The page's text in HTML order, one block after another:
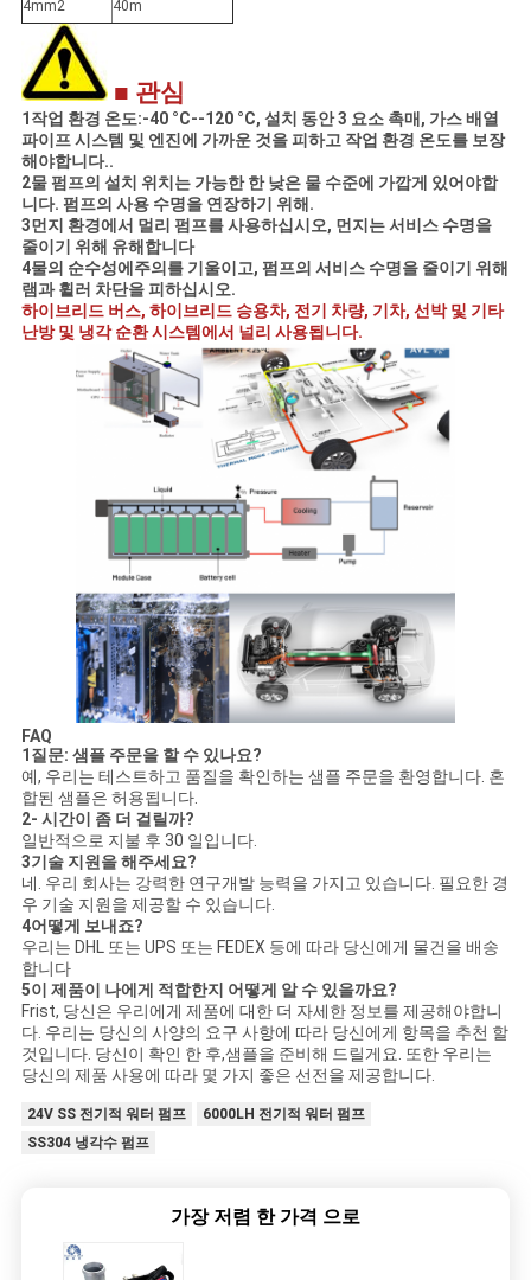
4mm2
40m
■ 관심
1작업 환경 온도:-40 °C--120 °C, 설치 동안 3 요소 촉매, 가스 배열
파이프 시스템 및 엔진에 가까운 것을 피하고 작업 환경 온도를 보장
해야합니다..
2물 펌프의 설치 위치는 가능한 한 낮은 물 수준에 가깝게 있어야합
니다. 펌프의 사용 수명을 연장하기 위해.
3먼지 환경에서 멀리 펌프를 사용하십시오, 먼지는 서비스 수명을
줄이기 위해 유해합니다
4물의 순수성에주의를 기울이고, 펌프의 서비스 수명을 줄이기 위해
램과 휠러 차단을 피하십시오.
하이브리드 버스, 하이브리드 승용차, 전기 차량, 기차, 선박 및 기타
난방 및 냉각 순환 시스템에서 널리 사용됩니다.
FAQ
1질문: 샘플 주문을 할 수 있나요?
예, 우리는 테스트하고 품질을 확인하는 샘플 주문을 환영합니다. 혼
합된 샘플은 허용됩니다.
2- 시간이 좀 더 걸릴까?
일반적으로 지불 후 30 일입니다.
3기술 지원을 해주세요?
네. 우리 회사는 강력한 연구개발 능력을 가지고 있습니다. 필요한 경
우 기술 지원을 제공할 수 있습니다.
4어떻게 보내죠?
우리는 DHL 또는 UPS 또는 FEDEX 등에 따라 당신에게 물건을 배송
합니다
5이 제품이 나에게 적합한지 어떻게 알 수 있을까요?
Frist, 당신은 우리에게 제품에 대한 더 자세한 정보를 제공해야합니
다. 우리는 당신의 사양의 요구 사항에 따라 당신에게 항목을 추천 할
것입니다. 당신이 확인 한 후,샘플을 준비해 드릴게요. 또한 우리는
당신의 제품 사용에 따라 몇 가지 좋은 선전을 제공합니다.
24V SS 전기적 워터 펌프
6000LH 전기적 워터 펌프
SS304 냉각수 펌프
가장 저렴 한 가격 으로